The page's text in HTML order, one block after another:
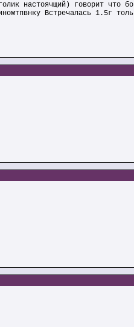
настоячщий) говорит что
Встречалась 1.5г